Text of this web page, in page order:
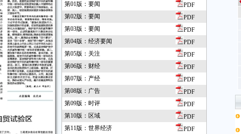
第01版：要闻
PDF
第02版：要闻
PDF
第03版：要闻
PDF
第04版：经济要闻
PDF
第05版：关注
PDF
第06版：财经
PDF
第07版：产经
PDF
第08版：广告
PDF
第09版：时评
PDF
第10版：区域
PDF
第11版：世界经济
PDF